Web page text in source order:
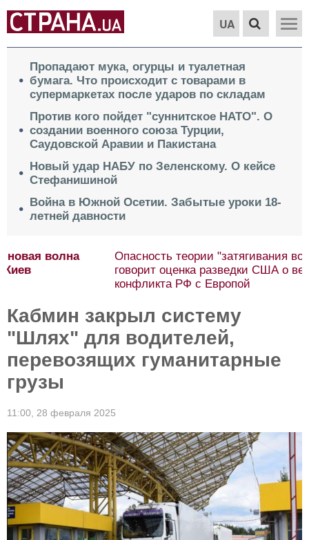
UA
Пропадают мука, огурцы и туалетная
бумага. Что происходит с товарами в
супермаркетах после ударов по складам
Против кого пойдет "суннитское НАТО". О
создании военного союза Турции,
Саудовской Аравии и Пакистана
Новый удар НАБУ по Зеленскому. О кейсе
Стефанишиной
Война в Южной Осетии. Забытые уроки 18-
летней давности
Опасность теории "затягивания войны". О чем
говорит оценка разведки США о вероятности
конфликта РФ с Европой
Кабмин закрыл систему
"Шлях" для водителей,
перевозящих гуманитарные
грузы
11:00, 28 февраля 2025